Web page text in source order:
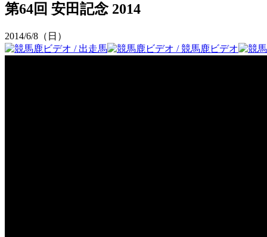
第64回 安田記念 2014
2014/6/8（日）